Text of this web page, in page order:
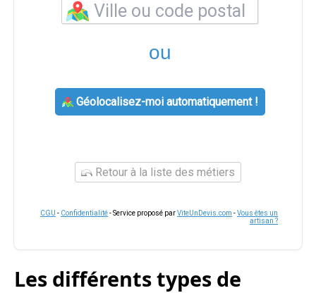
ou
Géolocalisez-moi automatiquement !
Retour à la liste des métiers
CGU - Confidentialité- Service proposé parViteUnDevis.com -Vous êtes un
artisan ?
Les différents types de